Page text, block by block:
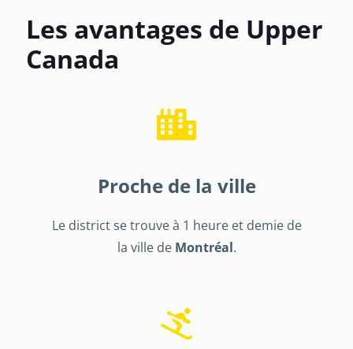
Les avantages de Upper
Canada
Proche de la ville
Le district se trouve à 1 heure et demie de
la ville de Montréal.